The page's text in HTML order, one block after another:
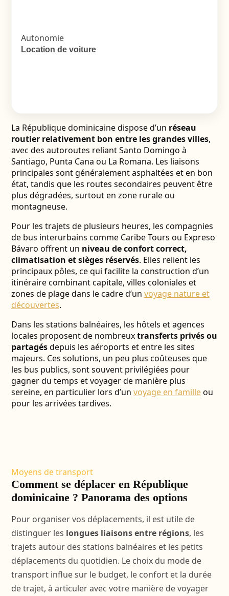
Autonomie
Location de voiture
La République dominicaine dispose d’un réseau
routier relativement bon entre les grandes villes,
avec des autoroutes reliant Santo Domingo à
Santiago, Punta Cana ou La Romana. Les liaisons
principales sont généralement asphaltées et en bon
état, tandis que les routes secondaires peuvent être
plus dégradées, surtout en zone rurale ou
montagneuse.
Pour les trajets de plusieurs heures, les compagnies
de bus interurbains comme Caribe Tours ou Expreso
Bávaro offrent un niveau de confort correct,
climatisation et sièges réservés. Elles relient les
principaux pôles, ce qui facilite la construction d’un
itinéraire combinant capitale, villes coloniales et
zones de plage dans le cadre d’un voyage nature et
découvertes.
Dans les stations balnéaires, les hôtels et agences
locales proposent de nombreuxtransferts privés ou
partagésdepuis les aéroports et entre les sites
majeurs. Ces solutions, un peu plus coûteuses que
les bus publics, sont souvent privilégiées pour
gagner du temps et voyager de manière plus
sereine, en particulier lors d’un voyage en familleou
pour les arrivées tardives.
Moyens de transport
Comment se déplacer en République
dominicaine ? Panorama des options
Pour organiser vos déplacements, il est utile de
distinguer les longues liaisons entre régions, les
trajets autour des stations balnéaires et les petits
déplacements du quotidien. Le choix du mode de
transport influe sur le budget, le confort et la durée
de trajet, à articuler avec votre manière de voyager